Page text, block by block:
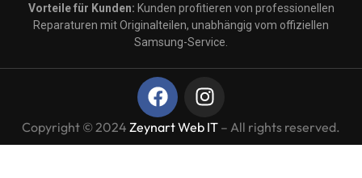
Vorteile für Kunden: Kunden profitieren von professionellen
Reparaturen mit Originalteilen, unabhängig vom offiziellen
Samsung-Service.
Copyright © 2024 Zeynart Web IT – All rights reserved.